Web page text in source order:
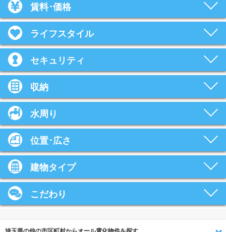
賃料･価格
ライフスタイル
セキュリティ
収納
水周り
位置･広さ
建物タイプ
こだわり